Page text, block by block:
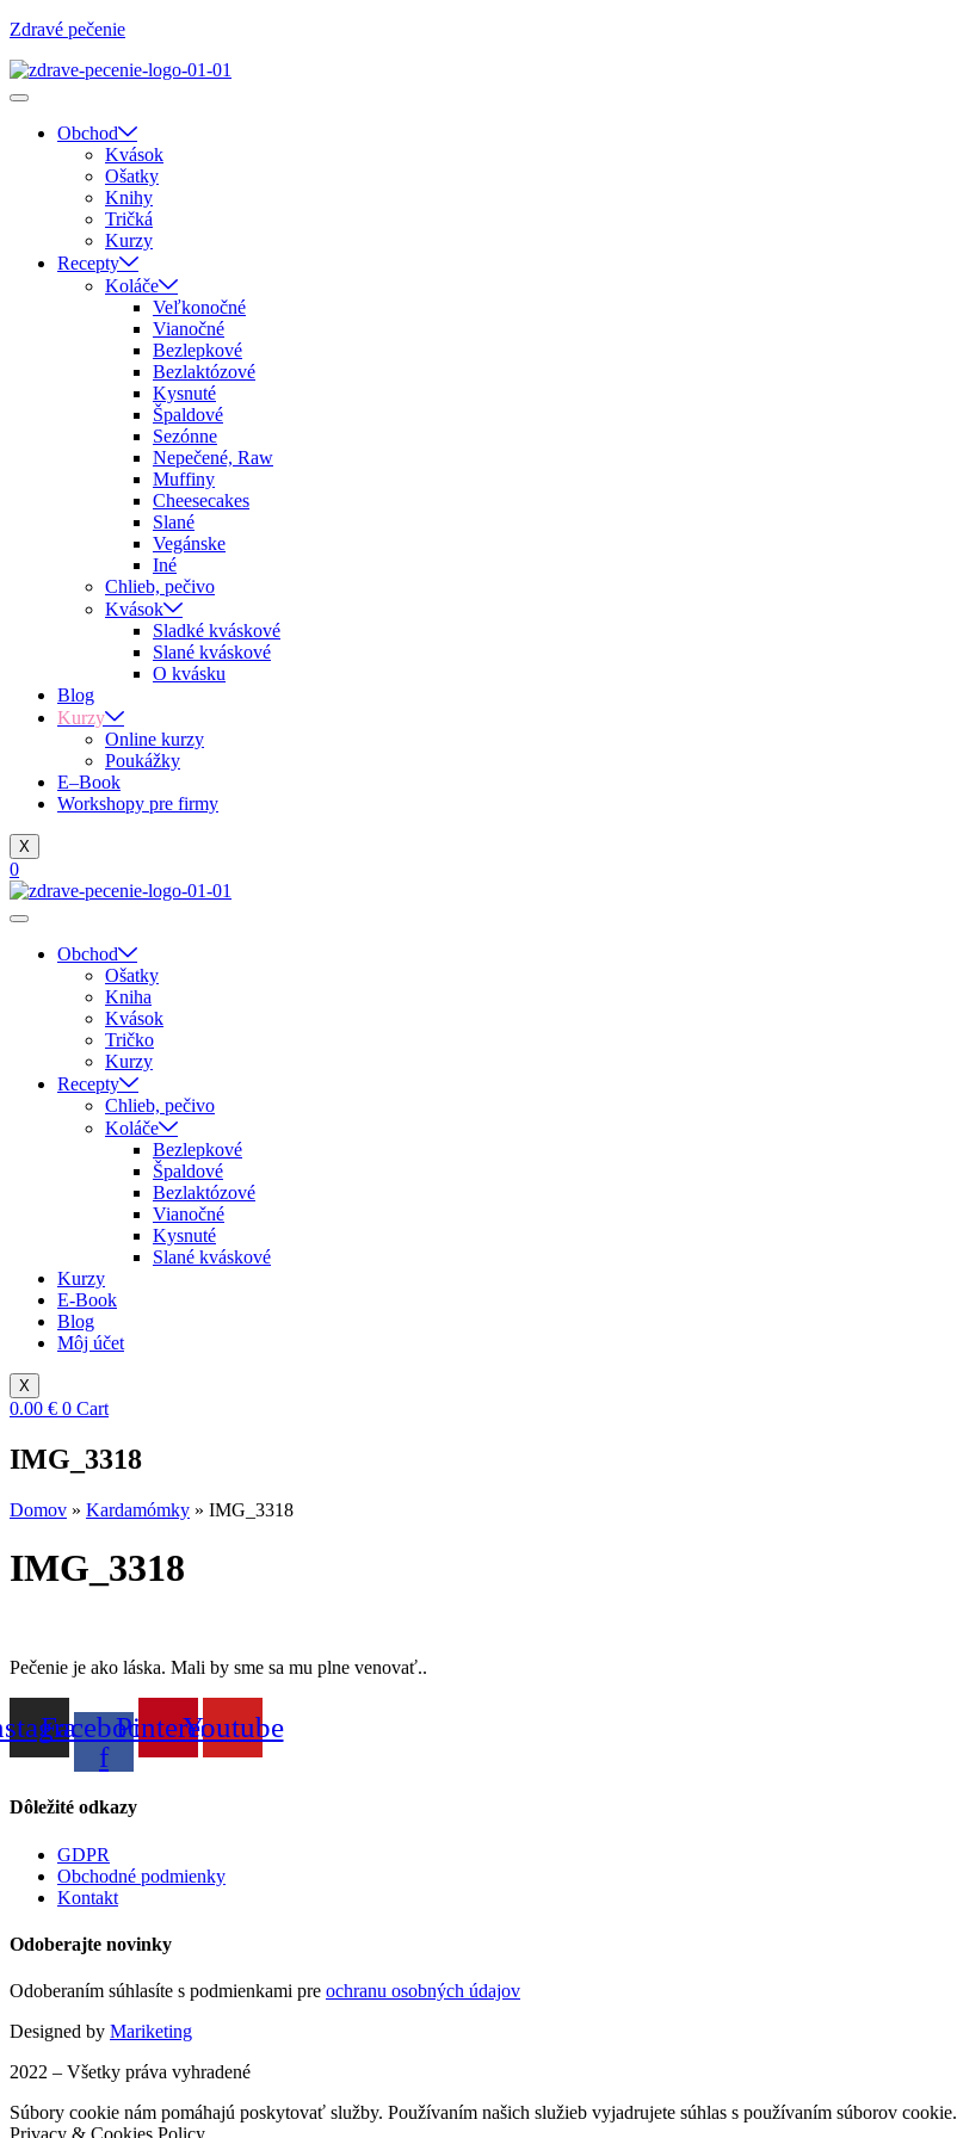
Zdravé pečenie
Obchod
Kvások
Ošatky
Knihy
Tričká
Kurzy
Recepty
Koláče
Veľkonočné
Vianočné
Bezlepkové
Bezlaktózové
Kysnuté
Špaldové
Sezónne
Nepečené, Raw
Muffiny
Cheesecakes
Slané
Vegánske
Iné
Chlieb, pečivo
Kvások
Sladké kváskové
Slané kváskové
O kvásku
Blog
Kurzy
Online kurzy
Poukážky
E–Book
Workshopy pre firmy
X
0
Obchod
Ošatky
Kniha
Kvások
Tričko
Kurzy
Recepty
Chlieb, pečivo
Koláče
Bezlepkové
Špaldové
Bezlaktózové
Vianočné
Kysnuté
Slané kváskové
Kurzy
E-Book
Blog
Môj účet
X
0.00 € 0 Cart
IMG_3318
Domov » Kardamómky » IMG_3318
IMG_3318
Pečenie je ako láska. Mali by sme sa mu plne venovať..
Facebook-
f
PinterestYoutube
Dôležité odkazy
GDPR
Obchodné podmienky
Kontakt
Odoberajte novinky
Odoberaním súhlasíte s podmienkami pre ochranu osobných údajov
Designed by Mariketing
2022 – Všetky práva vyhradené
Súbory cookie nám pomáhajú poskytovať služby. Používaním našich služieb vyjadrujete súhlas s používaním súborov cookie.